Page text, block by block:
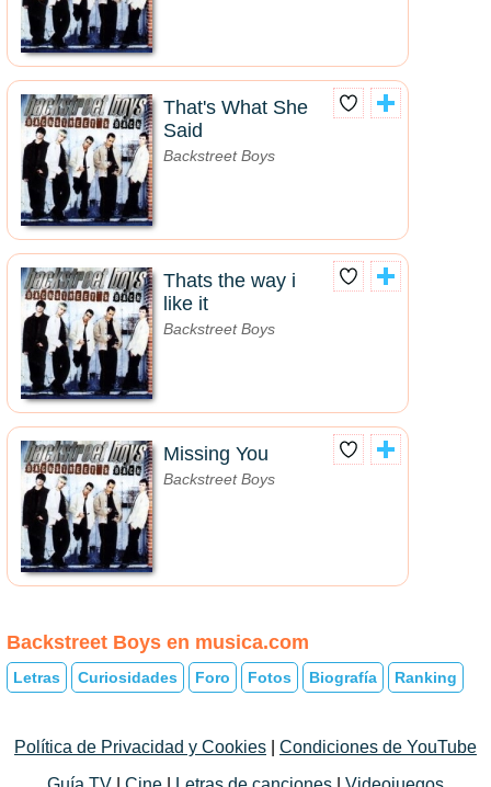
That's What She
Said
Backstreet Boys
Thats the way i
like it
Backstreet Boys
Missing You
Backstreet Boys
Backstreet Boys en musica.com
Letras Curiosidades Foro Fotos Biografía Ranking
Política de Privacidad y Cookies
Condiciones de YouTube